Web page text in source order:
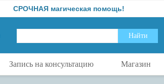
СРОЧНАЯ магическая помощь!
Запись на консультацию Магазин